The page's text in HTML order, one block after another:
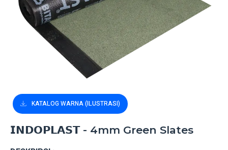
KATALOG WARNA (ILUSTRASI)
𝗜𝗡𝗗𝗢𝗣𝗟𝗔𝗦𝗧 - 4mm Green Slates